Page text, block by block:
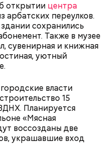
открытии центра
арбатских переулков.
сохранились
Также в музее
сувенирная и книжная
уютный
власти
15
Планируется
«Мясная
воссозданы две
украшавшие вход